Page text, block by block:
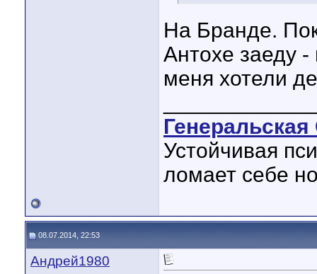
На Бранде.
Антохе заеду -
меня хотели
Устойчивая
ломает себе
08.07.2014, 22:53
Андрей1980